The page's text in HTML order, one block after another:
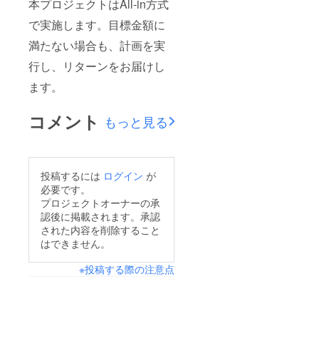
本プロジェクトはAll-in方式
で実施します。目標金額に
満たない場合も、計画を実
行し、リターンをお届けし
ます。
コメント もっと見る
投稿するには ログイン が
必要です。
プロジェクトオーナーの承
認後に掲載されます。承認
された内容を削除すること
はできません。
※投稿する際の注意点